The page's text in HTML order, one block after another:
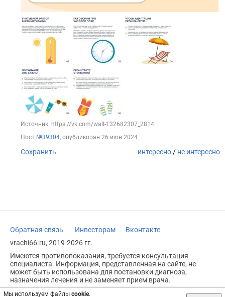
Мы используем файлы cookie.
Источник: https://vk.com/wall-132682307_2814
Пост №39304, опубликован 26 июн 2024
Сохранить интересно / не интересно
Обратная связь Инвесторам
Вконтакте
vrachi66.ru, 2019-2026 гг.
Имеются противопоказания, требуется консультация
специалиста. Информация, представленная на сайте, не
может быть использована для постановки диагноза,
назначения лечения и не заменяет прием врача.
Возрастное ограничение: 18+